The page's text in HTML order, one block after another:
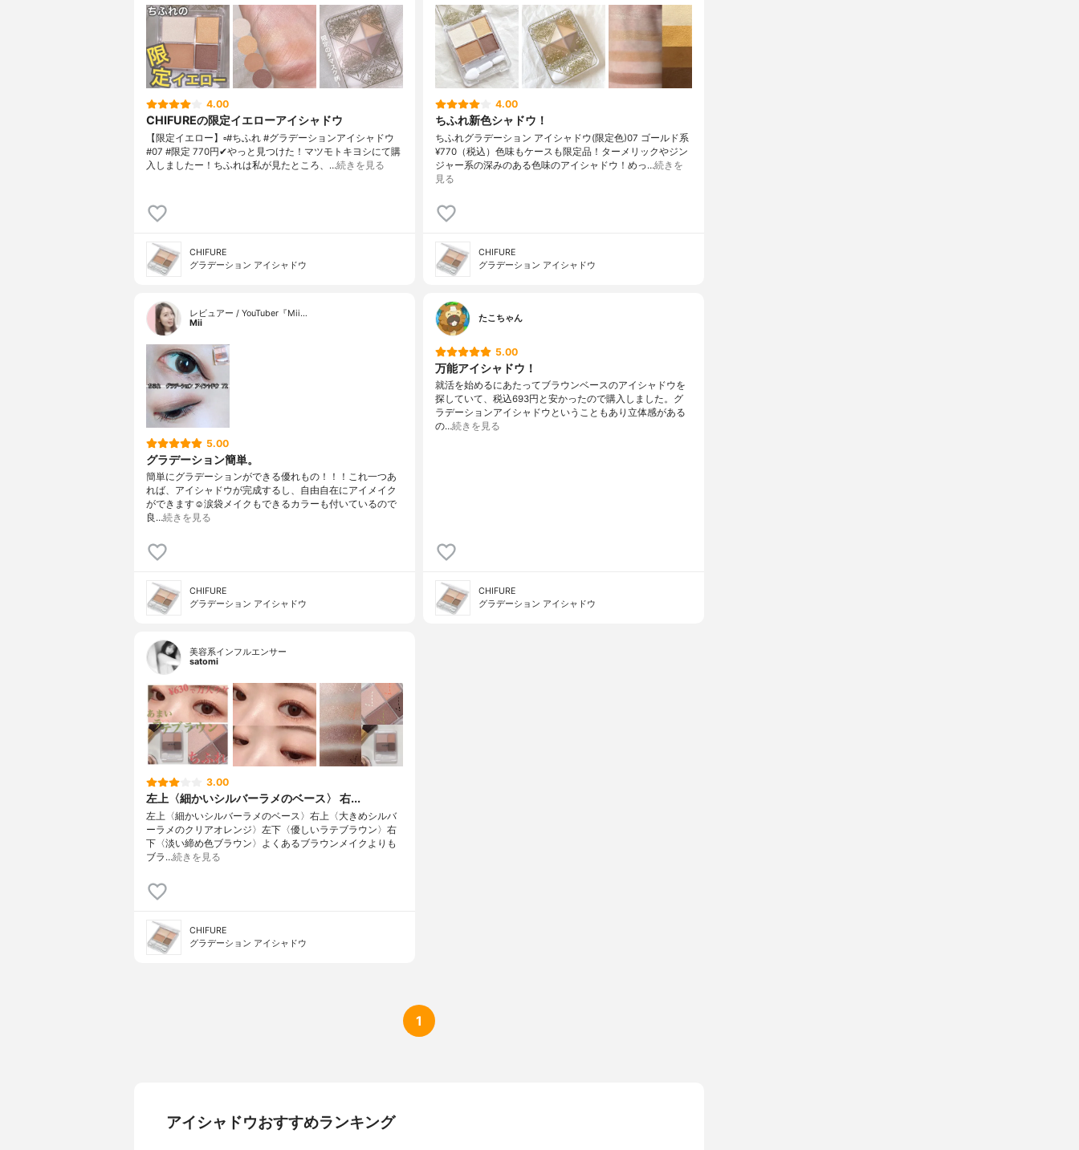
4.00
CHIFUREの限定イエローアイシャドウ
【限定イエロー】▫️#ちふれ #グラデーションアイシャドウ
#07 #限定 770円✔やっと見つけた！マツモトキヨシにて購
入しましたー！ちふれは私が見たところ、…続きを見る
CHIFURE
グラデーション アイシャドウ
4.00
ちふれ新色シャドウ！
ちふれグラデーション アイシャドウ(限定色)07 ゴールド系
¥770（税込）色味もケースも限定品！ターメリックやジン
ジャー系の深みのある色味のアイシャドウ！めっ…続きを
見る
CHIFURE
グラデーション アイシャドウ
レビュアー / YouTuber『Mii…
Mii
5.00
グラデーション簡単。
簡単にグラデーションができる優れもの！！！これ一つあ
れば、アイシャドウが完成するし、自由自在にアイメイク
ができます☺️涙袋メイクもできるカラーも付いているので
良…続きを見る
CHIFURE
グラデーション アイシャドウ
たこちゃん
5.00
万能アイシャドウ！
就活を始めるにあたってブラウンベースのアイシャドウを
探していて、税込693円と安かったので購入しました。グ
ラデーションアイシャドウということもあり立体感がある
の…続きを見る
CHIFURE
グラデーション アイシャドウ
美容系インフルエンサー
satomi
3.00
左上〈細かいシルバーラメのベース〉 右...
左上〈細かいシルバーラメのベース〉右上〈大きめシルバ
ーラメのクリアオレンジ〉左下〈優しいラテブラウン〉右
下〈淡い締め色ブラウン〉よくあるブラウンメイクよりも
ブラ…続きを見る
CHIFURE
グラデーション アイシャドウ
1
アイシャドウおすすめランキング